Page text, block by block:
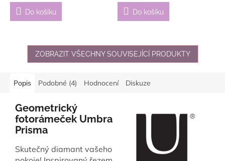
Do košíku Do košíku
ZOBRAZIT VŠECHNY SOUVISEJÍCÍ PRODUKTY
Popis Podobné (4) Hodnocení Diskuze
Geometrický
fotorámeček Umbra
Prisma
Skutečný diamant vašeho